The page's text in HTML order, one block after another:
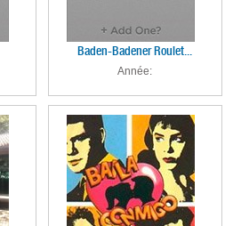
Baden-Badener Roulet...
Année: